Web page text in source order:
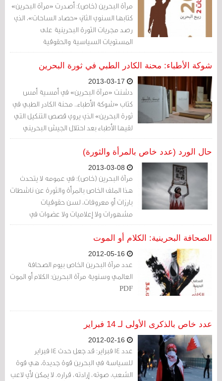
مرآة البحرين (خاص): أصدرت «مرآة البحرين»
كتابها السنوي الثاني «حصاد الساحات»، الذي
رصد مجريات الثورة البحرينية على
المستويات السياسية والحقوقية
والاجتماعية والدولية في العام 2012.
شوكة الأطباء: محنة الكادر الطبي في ثورة البحرين
دشنت «مرآة البحرين» في أمسية أمس
كتاب «شوكة الأطباء.. محنة الكادر الطبي في
ثورة البحرين» الذي يروي قصص التنكيل التي
لقيها الأطباء بعد احتلال الجيش البحريني
لمجمع السلمانية الطبي، على ألسنة أطباء
عايشوا الحدث، وزجوا في المعتقل
حال الورد (عدد خاص بالمرأة والثورة)
مرآة البحرين (خاص): في عمومه لا يتحدث
هذا الملف الخاص بالمرأة والثورة عن ناشطات
بارزات أو معروفات، لسن حقوقيات
مشهورات ولا إعلاميات ولا عضوات في
جمعيات سياسية ولا ناشطات مناصرات
لحرية المرأة وحقوقها، نتحدث عن المرأة
البحرينية (المغمورة)
الصحافة البحرينية: الكلام أو الموت
عدد مرآة البحرين الخاص بيوم الصحافة
العالمي وسنوية مرآة البحرين: الكلام أو الموت
PDF
عدد خاص بالذكرى الأولى لـ 14 فبراير
عدد 14 فبراير: قد جعل حدث 14 فبراير
للسياسة في البحرين قوة جديدة، هي قوة
الشعب، صوته، إرادته، قراره. لا يمكن لأي لاعب